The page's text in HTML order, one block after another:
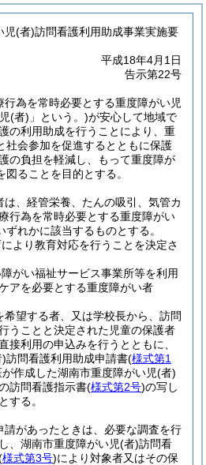
児(者)訪問看護利用助成事業実施要
平成18年4月1日
告示第22号
行為を常時必要とする重度障がい児
(者) 」という。)が安心して地域で
の利用助成を行うことにより、重
社会参加を促進するとともに保護
の負担を軽減し、もって重度障が
図ることを目的とする。
は、経管栄養、たんの吸引、気管カ
行為を常時必要とする重度障がい
ずれかに該当するものとする。
より教育対応を行うことを決定さ
がい福祉サービス事業所等を利用
アを必要とする重度障がい者
希望する者、又は学校長から、訪問
うことと決定された児童の保護者
接利用の申込みを行うとともに、
)訪問看護利用助成申請書(様式第1
作成した湖南市重度障がい児(者)
訪問看護指示書(様式第2号)の写し
する。
請があったときは、必要な調査を行
、湖南市重度障がい児(者)訪問看
様式第3号)により対象者又はその保